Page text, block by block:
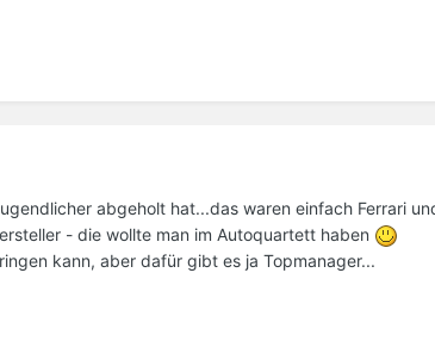
abgeholt hat...das waren einfach Ferrari
- die wollte man im Autoquartett haben
kann, aber dafür gibt es ja Topmanager...